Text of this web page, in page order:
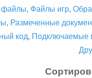
файлы, Файлы игр,
, Размеченные
код, Подключаемые